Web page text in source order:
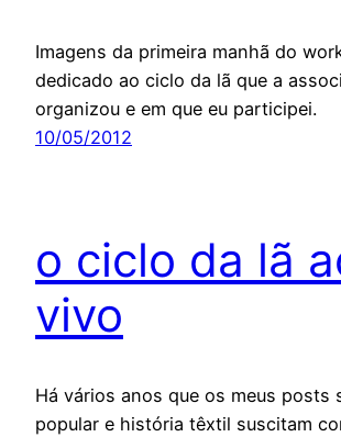
Imagens da primeira manhã do
dedicado ao ciclo da lã que a
organizou e em que eu participei.
10/05/2012
o ciclo da lã
vivo
Há vários anos que os meus posts
popular e história têxtil suscitam